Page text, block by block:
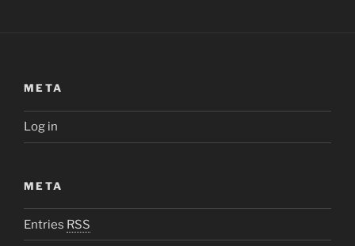
META
Log in
META
Entries RSS